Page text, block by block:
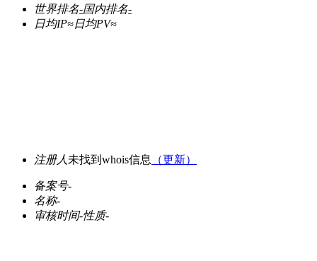
世界排名-国内排名-
日均IP≈日均PV≈
注册人 未找到whois信息 （更新）
备案号-
名称-
审核时间-性质-